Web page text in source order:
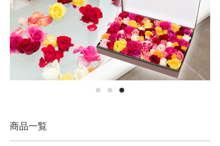
商品一覧